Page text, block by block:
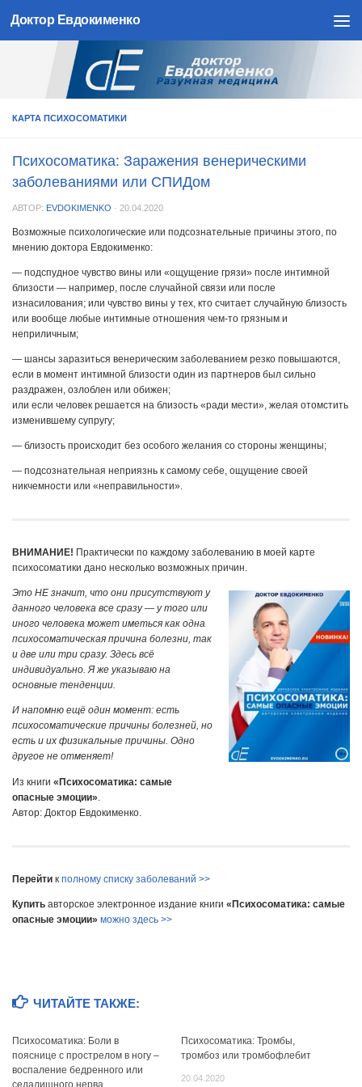
Skip to content
Доктор Евдокименко
КАРТА ПСИХОСОМАТИКИ
Психосоматика: Заражения венерическими
заболеваниями или СПИДом
АВТОР: EVDOKIMENKO · 20.04.2020
Возможные психологические или подсознательные причины этого, по
мнению доктора Евдокименко:
— подспудное чувство вины или «ощущение грязи» после интимной
близости — например, после случайной связи или после
изнасилования; или чувство вины у тех, кто считает случайную близость
или вообще любые интимные отношения чем-то грязным и
неприличным;
— шансы заразиться венерическим заболеванием резко повышаются,
если в момент интимной близости один из партнеров был сильно
раздражен, озлоблен или обижен;
или если человек решается на близость «ради мести», желая отомстить
изменившему супругу;
— близость происходит без особого желания со стороны женщины;
— подсознательная неприязнь к самому себе, ощущение своей
никчемности или «неправильности».
ВНИМАНИЕ! Практически по каждому заболеванию в моей карте
психосоматики дано несколько возможных причин.
Это НЕ значит, что они присутствуют у
данного человека все сразу — у того или
иного человека может иметься как одна
психосоматическая причина болезни, так
и две или три сразу. Здесь всё
индивидуально. Я же указываю на
основные тенденции.
И напомню ещё один момент: есть
психосоматические причины болезней, но
есть и их физикальные причины. Одно
другое не отменяет!
Из книги «Психосоматика: самые
опасные эмоции»
Автор: Доктор Евдокименко.
Перейти к полному списку заболеваний >>
Купить авторское электронное издание книги «Психосоматика: самые
опасные эмоции» можно здесь >>
ЧИТАЙТЕ ТАКЖЕ:
Психосоматика: Боли в
пояснице с прострелом в ногу –
воспаление бедренного или
Психосоматика: Тромбы,
тромбоз или тромбофлебит
20.04.2020